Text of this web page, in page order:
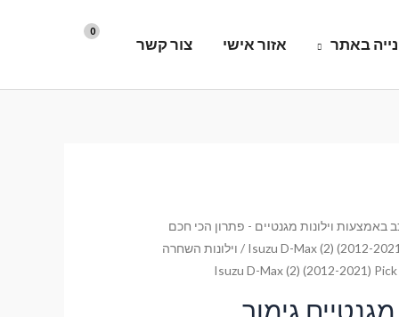
באתר אזור אישי צור קשר
באמצעות וילונות מגנטיים - פתרון הכי חכם
Isuzu D-Max (2) (2012- / וילונות השחרה
גימור